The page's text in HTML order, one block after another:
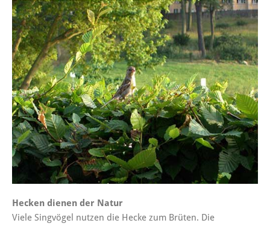
Hecken dienen der Natur
Viele Singvögel nutzen die Hecke zum Brüten. Die